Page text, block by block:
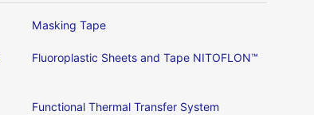
Masking Tape
Fluoroplastic Sheets and Tape NITOFLON™
Functional Thermal Transfer System